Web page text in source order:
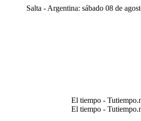
Salta - Argentina: sábado 08 de
El tiempo -
El tiempo -